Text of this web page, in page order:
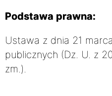
Podstawa prawna:
Ustawa z dnia 21
publicznych (Dz. U. z
zm.).